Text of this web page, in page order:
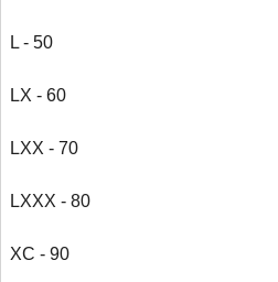
L - 50
LX - 60
LXX - 70
LXXX - 80
XC - 90